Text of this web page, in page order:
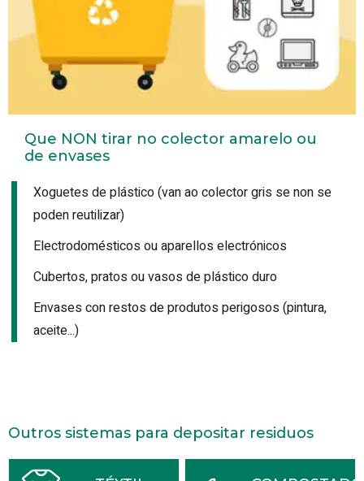
Que NON tirar no colector amarelo ou
de envases
Xoguetes de plástico (van ao colector gris se non se
poden reutilizar)
Electrodomésticos ou aparellos electrónicos
Cubertos, pratos ou vasos de plástico duro
Envases con restos de produtos perigosos (pintura,
aceite...)
Outros sistemas para depositar residuos